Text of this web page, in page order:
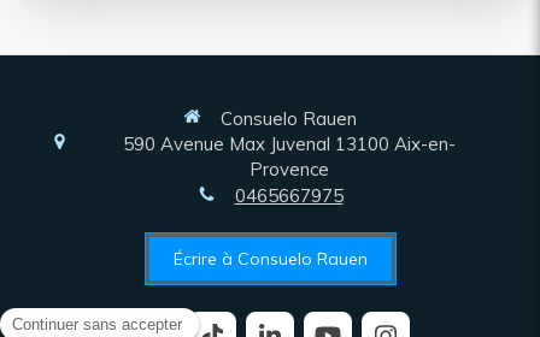
Consuelo Rauen
590 Avenue Max Juvenal 13100 Aix-en-
Provence
0465667975
Écrire à Consuelo Rauen